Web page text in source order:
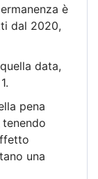
è
dal 2020,
data,
pena
una